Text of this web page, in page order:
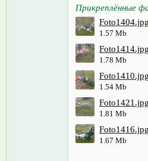
Прикреплённые
Foto1404.jpg
1.57 Mb
Foto1414.jpg
1.78 Mb
Foto1410.jpg
1.54 Mb
Foto1421.jpg
1.81 Mb
Foto1416.jpg
1.67 Mb